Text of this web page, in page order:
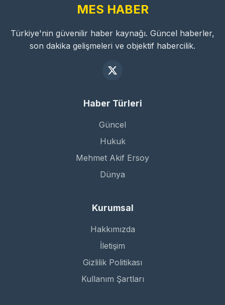
MES HABER
Türkiye'nin güvenilir haber kaynağı. Güncel haberler,
son dakika gelişmeleri ve objektif habercilik.
Haber Türleri
Güncel
Hukuk
Mehmet Akif Ersoy
Dünya
Kurumsal
Hakkımızda
İletişim
Gizlilik Politikası
Kullanım Şartları